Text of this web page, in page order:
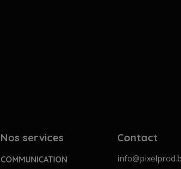
Nos services
COMMUNICATION
Contact